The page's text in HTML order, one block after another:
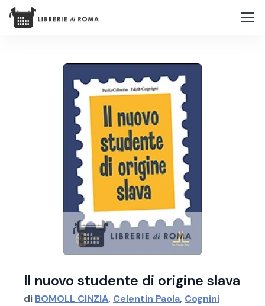
Il nuovo studente di origine slava
di BOMOLL CINZIA, Celentin Paola, Cognini